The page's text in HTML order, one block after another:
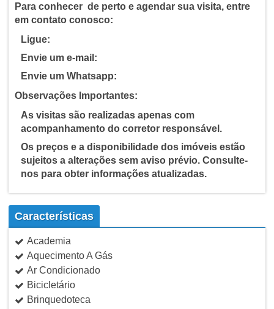
Para conhecer de perto e agendar sua visita, entre
em contato conosco:
Ligue:
Envie um e-mail:
Envie um Whatsapp:
Observações Importantes:
As visitas são realizadas apenas com
acompanhamento do corretor responsável.
Os preços e a disponibilidade dos imóveis estão
sujeitos a alterações sem aviso prévio. Consulte-
nos para obter informações atualizadas.
Características
Academia
Aquecimento A Gás
Ar Condicionado
Bicicletário
Brinquedoteca